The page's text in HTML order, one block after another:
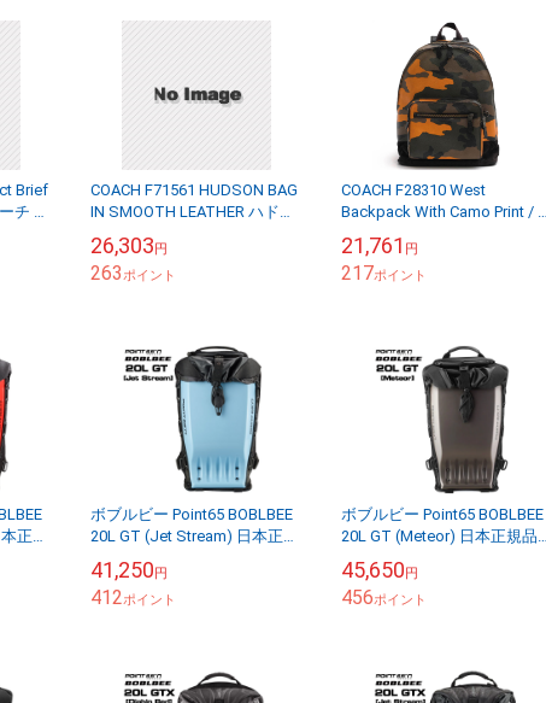
Brief
チ サ
COACH F71561 HUDSON BAG
IN SMOOTH LEATHER ハドソ
革 カ...
26,303円
263ポイント
COACH F28310 West
Backpack With Camo Print / コ
彩・カ...
21,761 円
217ポイント
正規
ボブルビー Point65 BOBLBEE
20L GT (Jet Stream) 日本正規
を除く）...
41,250円
412ポイント
ボブルビー Point65 BOBLBEE
20L GT (Meteor) 日本正規品
除く）】
45,650円
456ポイント